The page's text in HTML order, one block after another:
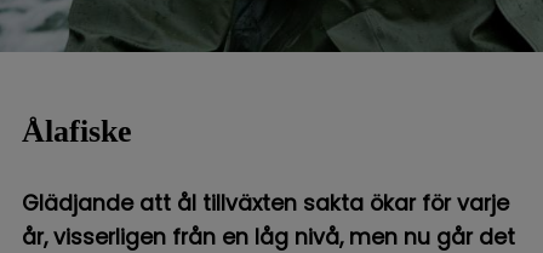
Mats o Max
Ålafiske
Glädjande att ål tillväxten sakta ökar för varje
år, visserligen från en låg nivå, men nu går det